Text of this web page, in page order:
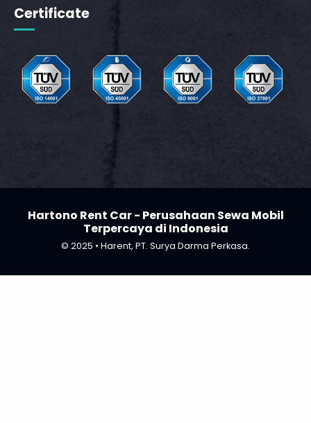
Certificate
Hartono Rent Car - Perusahaan Sewa Mobil
Terpercaya di Indonesia
© 2025 • Harent, PT. Surya Darma Perkasa.